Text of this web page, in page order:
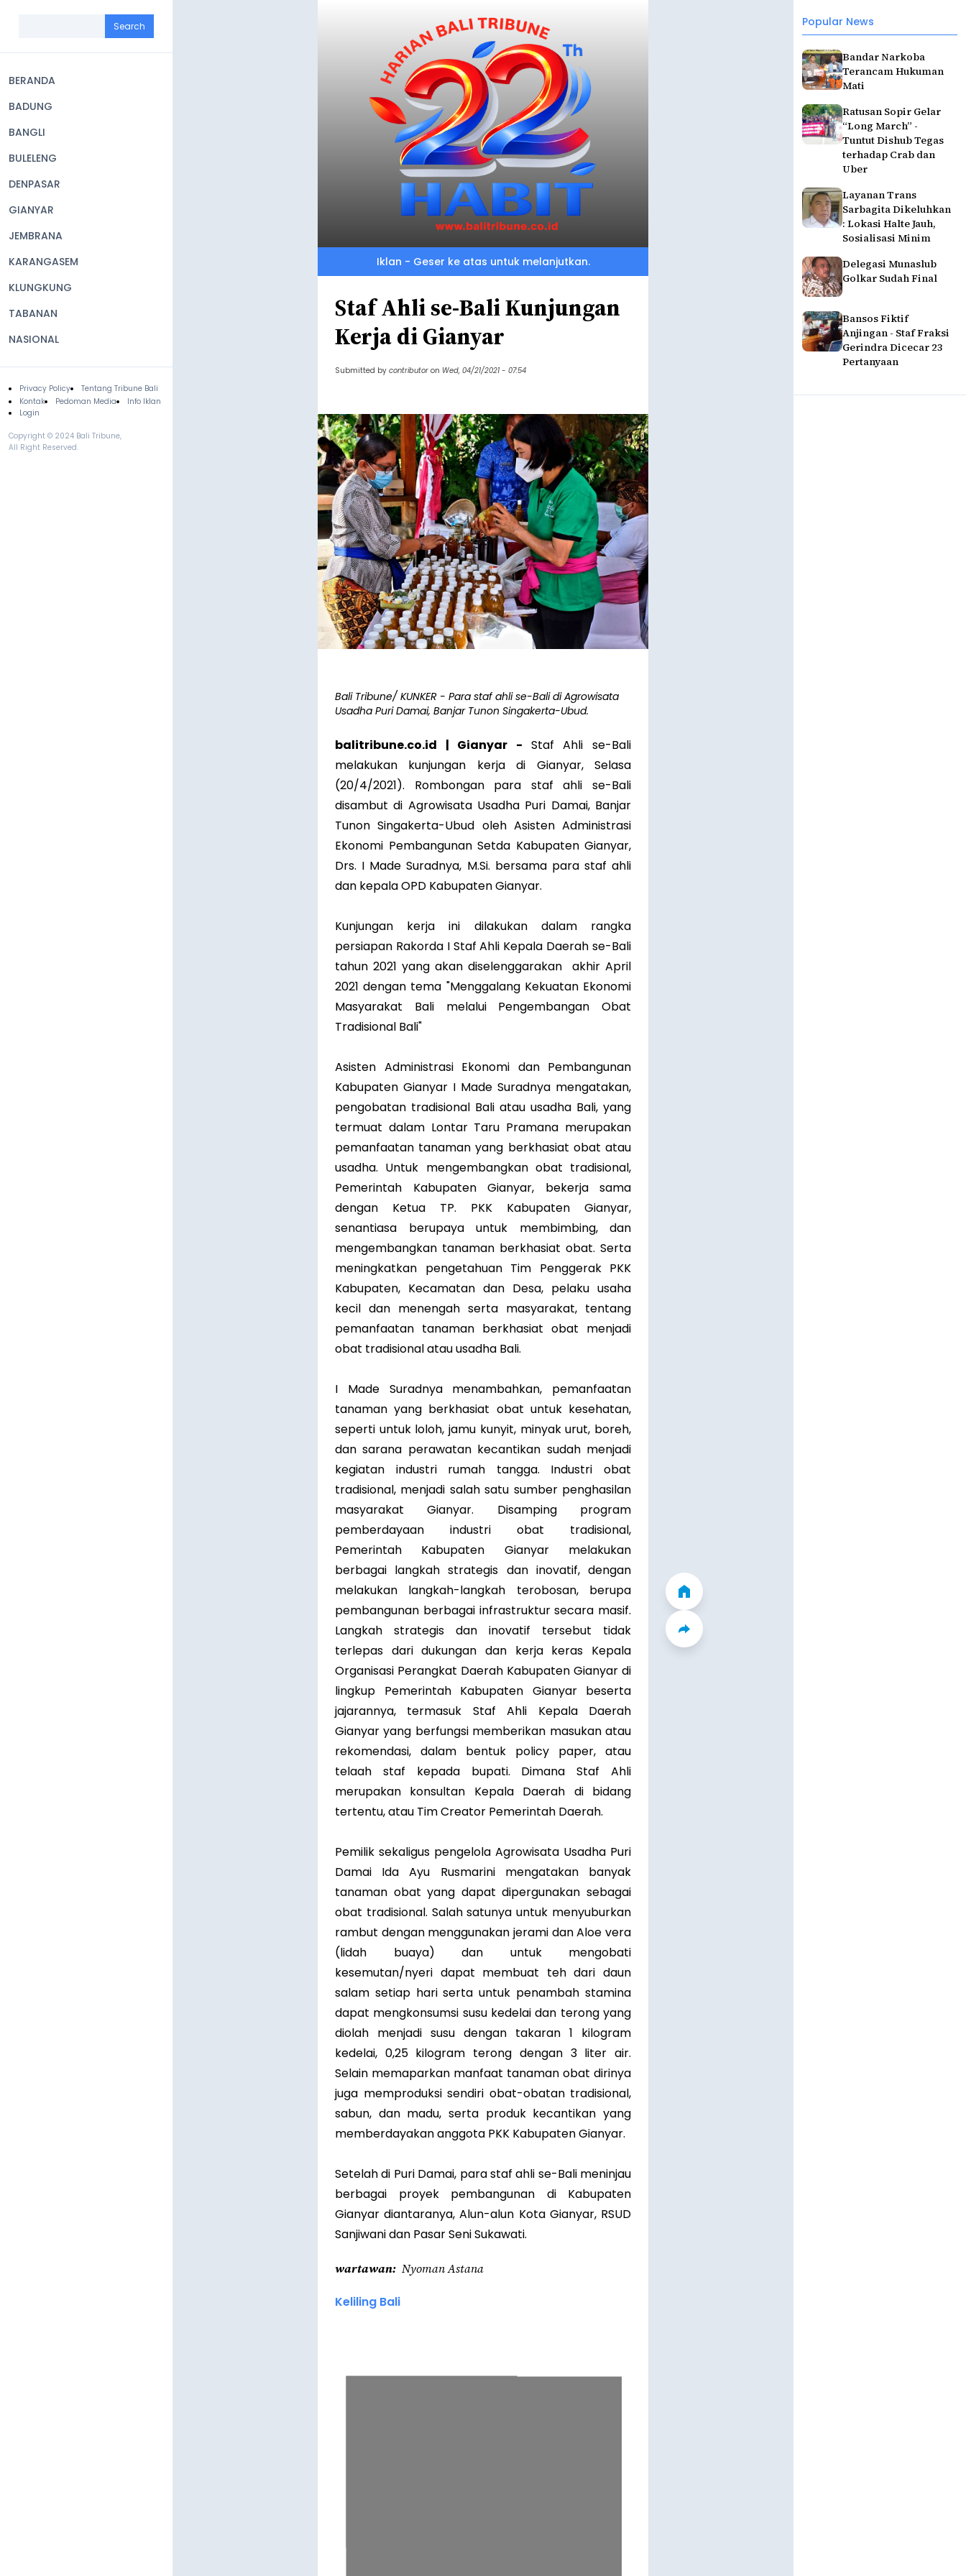
navigation
BERANDA
BADUNG
BANGLI
BULELENG
DENPASAR
GIANYAR
JEMBRANA
KARANGASEM
KLUNGKUNG
TABANAN
NASIONAL
Footer
Privacy Policy
Tentang Tribune Bali
Kontak
Pedoman Media
Info Iklan
Login
Copyright © 2024 Bali Tribune,
All Right Reserved.
Popular News
Bandar Narkoba
Terancam Hukuman
Mati
Ratusan Sopir Gelar
“Long March” -
Tuntut Dishub Tegas
terhadap Crab dan
Uber
Layanan Trans
Sarbagita Dikeluhkan
: Lokasi Halte Jauh,
Sosialisasi Minim
Delegasi Munaslub
Golkar Sudah Final
Bansos Fiktif
Anjingan - Staf Fraksi
Gerindra Dicecar 23
Pertanyaan
Iklan - Geser ke atas untuk melanjutkan.
Staf Ahli se-Bali Kunjungan
Kerja di Gianyar
Submitted by contributor on Wed, 04/21/2021 - 07:54
Bali Tribune/ KUNKER - Para staf ahli se-Bali di Agrowisata
Usadha Puri Damai, Banjar Tunon Singakerta-Ubud.
balitribune.co.id | Gianyar - Staf Ahli se-Bali
melakukan kunjungan kerja di Gianyar, Selasa
(20/4/2021). Rombongan para staf ahli se-Bali
disambut di Agrowisata Usadha Puri Damai, Banjar
Tunon Singakerta-Ubud oleh Asisten Administrasi
Ekonomi Pembangunan Setda Kabupaten Gianyar,
Drs. I Made Suradnya, M.Si. bersama para staf ahli
dan kepala OPD Kabupaten Gianyar.
Kunjungan kerja ini dilakukan dalam rangka
persiapan Rakorda I Staf Ahli Kepala Daerah se-Bali
tahun 2021 yang akan diselenggarakan akhir April
2021 dengan tema "Menggalang Kekuatan Ekonomi
Masyarakat Bali melalui Pengembangan Obat
Tradisional Bali"
Asisten Administrasi Ekonomi dan Pembangunan
Kabupaten Gianyar I Made Suradnya mengatakan,
pengobatan tradisional Bali atau usadha Bali, yang
termuat dalam Lontar Taru Pramana merupakan
pemanfaatan tanaman yang berkhasiat obat atau
usadha. Untuk mengembangkan obat tradisional,
Pemerintah Kabupaten Gianyar, bekerja sama
dengan Ketua TP. PKK Kabupaten Gianyar,
senantiasa berupaya untuk membimbing, dan
mengembangkan tanaman berkhasiat obat. Serta
meningkatkan pengetahuan Tim Penggerak PKK
Kabupaten, Kecamatan dan Desa, pelaku usaha
kecil dan menengah serta masyarakat, tentang
pemanfaatan tanaman berkhasiat obat menjadi
obat tradisional atau usadha Bali.
I Made Suradnya menambahkan, pemanfaatan
tanaman yang berkhasiat obat untuk kesehatan,
seperti untuk loloh, jamu kunyit, minyak urut, boreh,
dan sarana perawatan kecantikan sudah menjadi
kegiatan industri rumah tangga. Industri obat
tradisional, menjadi salah satu sumber penghasilan
masyarakat Gianyar. Disamping program
pemberdayaan industri obat tradisional,
Pemerintah Kabupaten Gianyar melakukan
berbagai langkah strategis dan inovatif, dengan
melakukan langkah-langkah terobosan, berupa
pembangunan berbagai infrastruktur secara masif.
Langkah strategis dan inovatif tersebut tidak
terlepas dari dukungan dan kerja keras Kepala
Organisasi Perangkat Daerah Kabupaten Gianyar di
lingkup Pemerintah Kabupaten Gianyar beserta
jajarannya, termasuk Staf Ahli Kepala Daerah
Gianyar yang berfungsi memberikan masukan atau
rekomendasi, dalam bentuk policy paper, atau
telaah staf kepada bupati. Dimana Staf Ahli
merupakan konsultan Kepala Daerah di bidang
tertentu, atau Tim Creator Pemerintah Daerah.
Pemilik sekaligus pengelola Agrowisata Usadha Puri
Damai Ida Ayu Rusmarini mengatakan banyak
tanaman obat yang dapat dipergunakan sebagai
obat tradisional. Salah satunya untuk menyuburkan
rambut dengan menggunakan jerami dan Aloe vera
(lidah buaya) dan untuk mengobati
kesemutan/nyeri dapat membuat teh dari daun
salam setiap hari serta untuk penambah stamina
dapat mengkonsumsi susu kedelai dan terong yang
diolah menjadi susu dengan takaran 1 kilogram
kedelai, 0,25 kilogram terong dengan 3 liter air.
Selain memaparkan manfaat tanaman obat dirinya
juga memproduksi sendiri obat-obatan tradisional,
sabun, dan madu, serta produk kecantikan yang
memberdayakan anggota PKK Kabupaten Gianyar.
Setelah di Puri Damai, para staf ahli se-Bali meninjau
berbagai proyek pembangunan di Kabupaten
Gianyar diantaranya, Alun-alun Kota Gianyar, RSUD
Sanjiwani dan Pasar Seni Sukawati.
wartawan Nyoman Astana
Keliling Bali